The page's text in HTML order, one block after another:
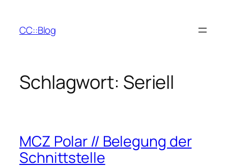
springen
CC::Blog
Schlagwort: Seriell
MCZ Polar // Belegung der
Schnittstelle